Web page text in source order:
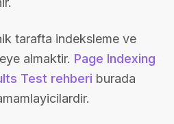
tarafta indeksleme ve
almaktir. Page Indexing
Test rehberi burada